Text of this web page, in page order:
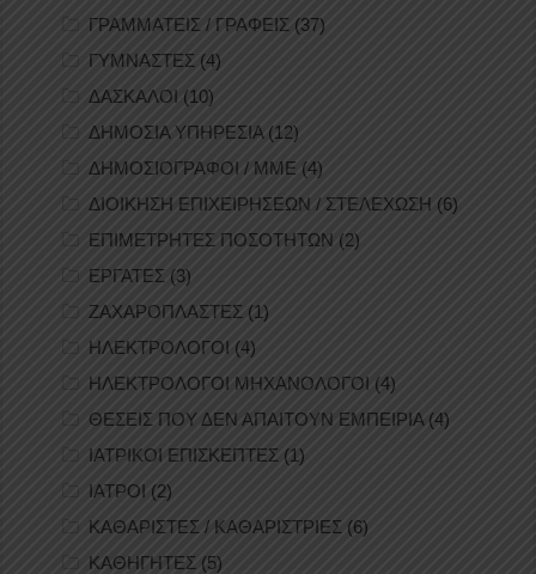
ΓΡΑΜΜΑΤΕΙΣ / ΓΡΑΦΕΙΣ (37)
ΓΥΜΝΑΣΤΕΣ (4)
ΔΑΣΚΑΛΟΙ (10)
ΔΗΜΟΣΙΑ ΥΠΗΡΕΣΙΑ(12)
ΔΗΜΟΣΙΟΓΡΑΦΟΙ / ΜΜΕ (4)
ΔΙΟΙΚΗΣΗ ΕΠΙΧΕΙΡΗΣΕΩΝ / ΣΤΕΛΕΧΩΣΗ (6)
ΕΠΙΜΕΤΡΗΤΕΣ ΠΟΣΟΤΗΤΩΝ (2)
ΕΡΓΑΤΕΣ (3)
ΖΑΧΑΡΟΠΛΑΣΤΕΣ (1)
ΗΛΕΚΤΡΟΛΟΓΟΙ (4)
ΗΛΕΚΤΡΟΛΟΓΟΙ ΜΗΧΑΝΟΛΟΓΟΙ (4)
ΘΕΣΕΙΣ ΠΟΥ ΔΕΝ ΑΠΑΙΤΟΥΝ ΕΜΠΕΙΡΙΑ(4)
ΙΑΤΡΙΚΟΙ ΕΠΙΣΚΕΠΤΕΣ (1)
ΙΑΤΡΟΙ (2)
ΚΑΘΑΡΙΣΤΕΣ / ΚΑΘΑΡΙΣΤΡΙΕΣ (6)
ΚΑΘΗΓΗΤΕΣ (5)